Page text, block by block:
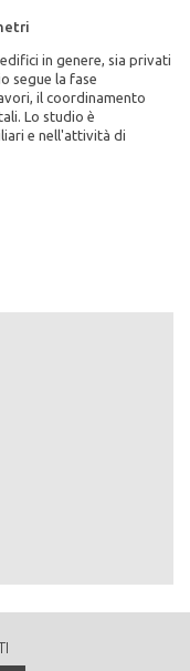
in genere, sia privati
segue la fase
il coordinamento
Lo studio è
e nell'attività di